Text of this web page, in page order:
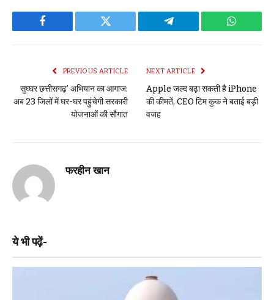
Facebook Twitter Telegram
PREVIOUS ARTICLE
सुघ्घर छत्तीसगढ़’ अभियान का आगाज:
अब 23 जिलों में घर-घर पहुंचेगी सरकारी
योजनाओं की सौगात
NEXT ARTICLE
Apple जल्द बढ़ा सकती है iPhone
की कीमतें, CEO टिम कुक ने बताई बड़ी
वजह
फरहीन खान
ये भी पढ़ें-